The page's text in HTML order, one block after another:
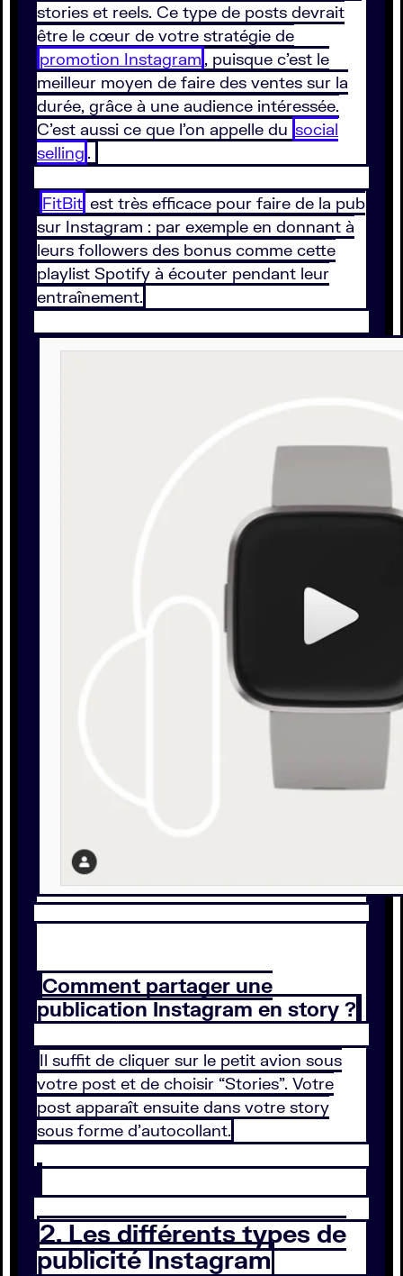
stories et reels. Ce type de posts devrait
être le cœur de votre stratégie de
promotion Instagram , puisque c’est le
meilleur moyen de faire des ventes sur la
durée, grâce à une audience intéressée.
C’est aussi ce que l’on appelle du social
selling .
FitBit est très efficace pour faire de la pub
sur Instagram : par exemple en donnant à
leurs followers des bonus comme cette
playlist Spotify à écouter pendant leur
entraînement.
Comment partager une
publication Instagram en story ?
Il suffit de cliquer sur le petit avion sous
votre post et de choisir “Stories”. Votre
post apparaît ensuite dans votre story
sous forme d’autocollant.
2. Les différents types de
publicité Instagram